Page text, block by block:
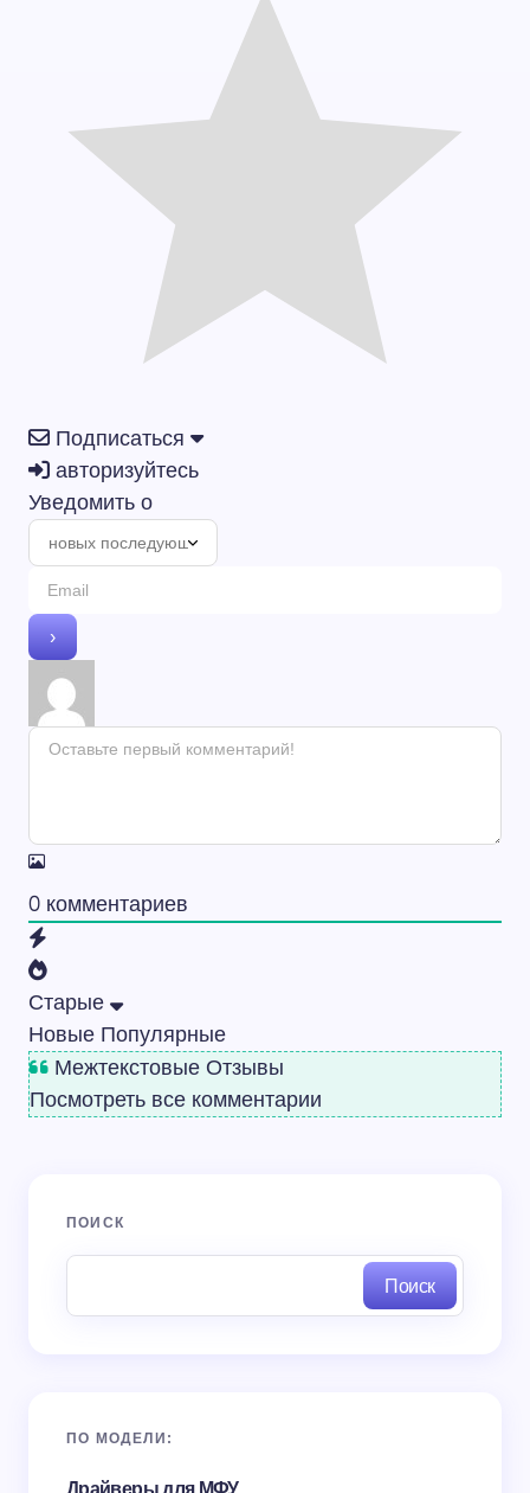
Подписаться
авторизуйтесь
Уведомить о
0комментариев
Старые
НовыеПопулярные
Межтекстовые Отзывы
Посмотреть все комментарии
ПОИСК
Поиск
ПО МОДЕЛИ: